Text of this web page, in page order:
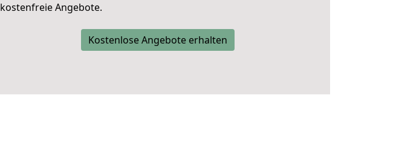
kostenfreie Angebote.
Kostenlose Angebote erhalten